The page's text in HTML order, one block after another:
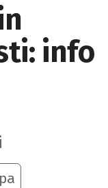
info